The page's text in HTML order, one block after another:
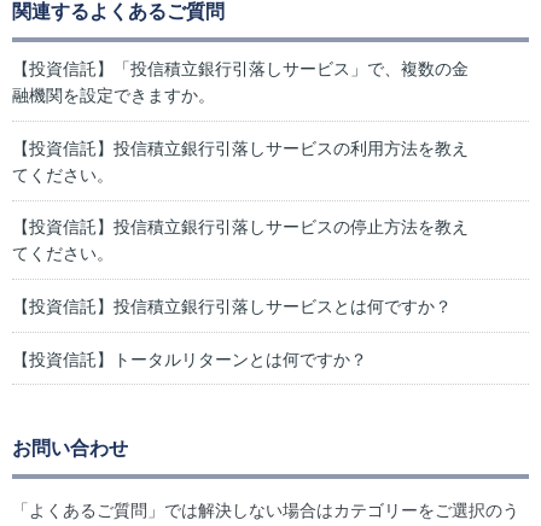
関連するよくあるご質問
【投資信託】「投信積立銀行引落しサービス」で、複数の金
融機関を設定できますか。
【投資信託】投信積立銀行引落しサービスの利用方法を教え
てください。
【投資信託】投信積立銀行引落しサービスの停止方法を教え
てください。
【投資信託】投信積立銀行引落しサービスとは何ですか？
【投資信託】トータルリターンとは何ですか？
お問い合わせ
「よくあるご質問」では解決しない場合はカテゴリーをご選択のう